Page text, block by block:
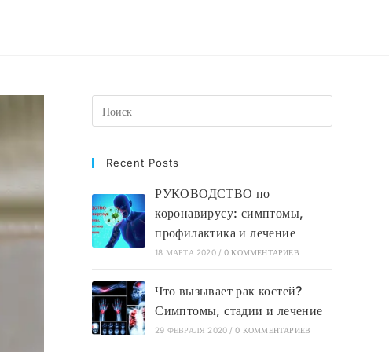
Recent Posts
РУКОВОДСТВО по
коронавирусу: симптомы,
профилактика и лечение
18 МАРТА 2020 / 0 КОММЕНТАРИЕВ
Что вызывает рак костей?
Симптомы, стадии и лечение
29 ФЕВРАЛЯ 2020 / 0 КОММЕНТАРИЕВ